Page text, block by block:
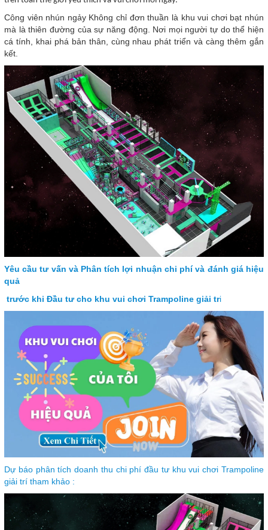
Công viên nhún ngảy Không chỉ đơn thuần là khu vui chơi bạt nhún
mà là thiên đường của sự năng động. Nơi mọi người tự do thể hiện
cá tính, khai phá bản thân, cùng nhau phát triển và càng thêm gắn
kết.
Yêu cầu tư vấn và Phân tích lợi nhuận chi phí và đánh giá hiệu
quả
trước khi Đầu tư cho khu vui chơi Trampoline giải tri
Dự báo phân tích doanh thu chi phí đầu tư khu vui chơi Trampoline
giải trí tham khảo :